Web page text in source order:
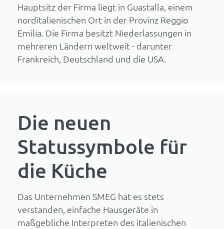
Hauptsitz der Firma liegt in Guastalla, einem
norditalienischen Ort in der Provinz Reggio
Emilia. Die Firma besitzt Niederlassungen in
mehreren Ländern weltweit - darunter
Frankreich, Deutschland und die USA.
Die neuen
Statussymbole für
die Küche
Das Unternehmen SMEG hat es stets
verstanden, einfache Hausgeräte in
maßgebliche Interpreten des italienischen